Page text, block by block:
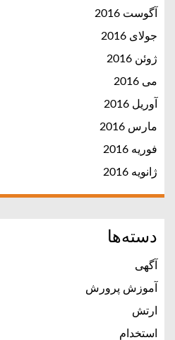
آگوست 2016
جولای 2016
ژوئن 2016
می 2016
آوریل 2016
مارس 2016
فوریه 2016
ژانویه 2016
دسته‌ها
آگهی
آموزش پرورش
ارتش
استخدام